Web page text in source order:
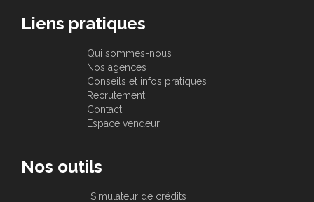
Liens pratiques
Qui sommes-nous
Nos agences
Conseils et infos pratiques
Recrutement
Contact
Espace vendeur
Nos outils
Simulateur de crédits